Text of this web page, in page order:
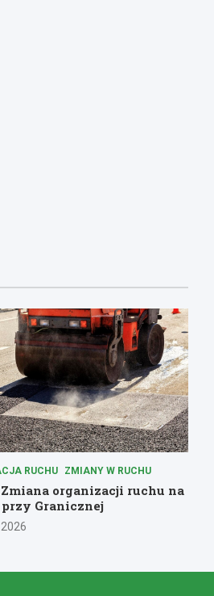
RUCHU ZMIANY W RUCHU
organizacji ruchu na
Granicznej